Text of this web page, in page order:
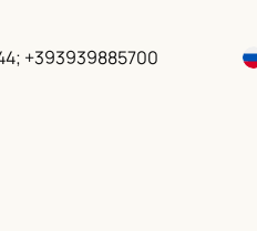
+393939885700